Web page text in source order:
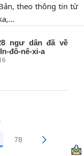
theo thông tin từ
ngư dân đã về
đô-nê-xi-a
TAB to navigate.
cổng
trang trên cổng
Các trang trên
78